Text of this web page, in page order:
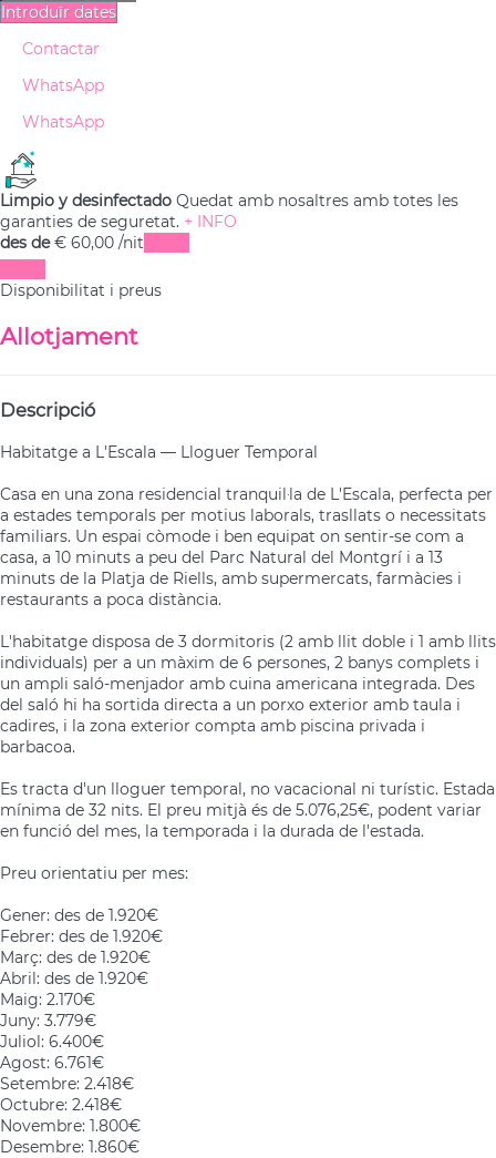
Introduïr dates
Contactar
WhatsApp
WhatsApp
Limpio y desinfectado Quedat amb nosaltres amb totes les
garanties de seguretat. + INFO
des de€ 60,00 /nit
Disponibilitat i preus
Allotjament
Descripció
Habitatge a L'Escala — Lloguer Temporal
Casa en una zona residencial tranquil·la de L'Escala, perfecta per
a estades temporals per motius laborals, trasllats o necessitats
familiars. Un espai còmode i ben equipat on sentir-se com a
casa, a 10 minuts a peu del Parc Natural del Montgrí i a 13
minuts de la Platja de Riells, amb supermercats, farmàcies i
restaurants a poca distància.
L'habitatge disposa de 3 dormitoris (2 amb llit doble i 1 amb llits
individuals) per a un màxim de 6 persones, 2 banys complets i
un ampli saló-menjador amb cuina americana integrada. Des
del saló hi ha sortida directa a un porxo exterior amb taula i
cadires, i la zona exterior compta amb piscina privada i
barbacoa.
Es tracta d'un lloguer temporal, no vacacional ni turístic. Estada
mínima de 32 nits. El preu mitjà és de 5.076,25€, podent variar
en funció del mes, la temporada i la durada de l'estada.
Preu orientatiu per mes:
Gener: des de 1.920€
Febrer: des de 1.920€
Març: des de 1.920€
Abril: des de 1.920€
Maig: 2.170€
Juny: 3.779€
Juliol: 6.400€
Agost: 6.761€
Setembre: 2.418€
Octubre: 2.418€
Novembre: 1.800€
Desembre: 1.860€